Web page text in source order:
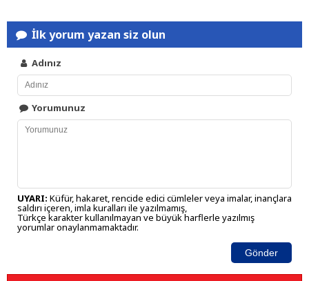
İlk yorum yazan siz olun
Adınız
Yorumunuz
UYARI: Küfür, hakaret, rencide edici cümleler veya imalar, inançlara
saldırı içeren, imla kuralları ile yazılmamış,
Türkçe karakter kullanılmayan ve büyük harflerle yazılmış
yorumlar onaylanmamaktadır.
Gönder